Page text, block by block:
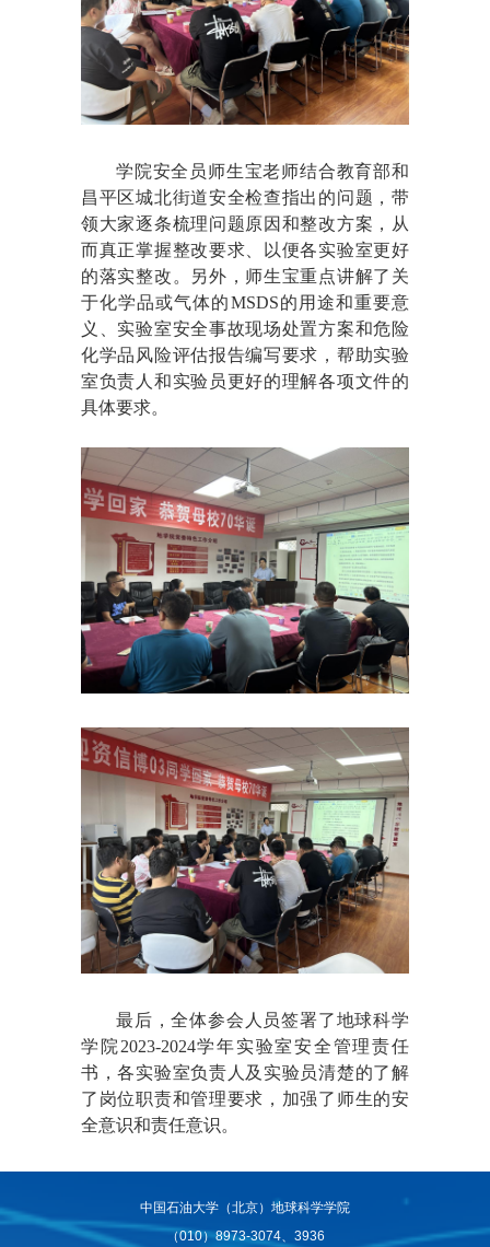
学院安全员师生宝老师结合教育部和
昌平区城北街道安全检查指出的问题，带
领大家逐条梳理问题原因和整改方案，从
而真正掌握整改要求、以便各实验室更好
的落实整改 。
另外，师生宝重点讲解了关
于化学品或气体的MSDS的用途和重要意
义、实验室安全事故现场处置方案和危险
化学品风险评估报告编写要求，帮助实验
室负责人和实验员更好的理解各项文件的
具体要求。
最后，全体参会人员签署了地球科学
学院2023-2024学年实验室安全管理责任
书，各实验室负责人及实验员清楚的了解
了岗位职责和管理要求，加强了师生的安
全意识和责任意识。
中国石油大学（北京）地球科学学院
（010）8973-3074、3936